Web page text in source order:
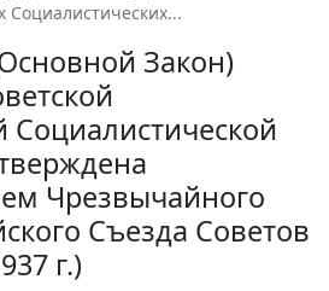
Социалистических...
Закон)
Чрезвычайного
Съезда Советов
г.)